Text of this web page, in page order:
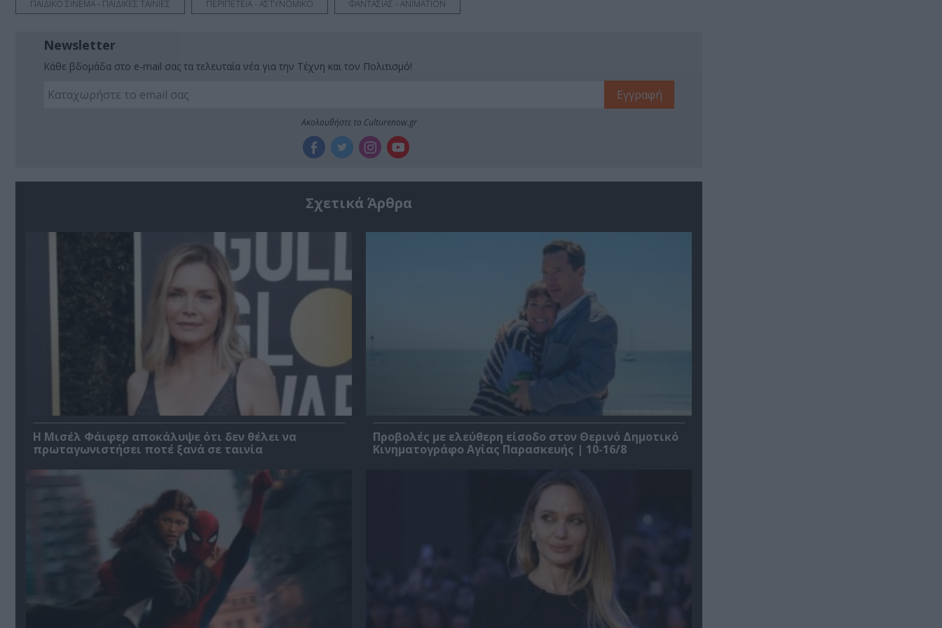
ΠΑΙΔΙΚΟ ΣΙΝΕΜΑ - ΠΑΙΔΙΚΕΣ ΤΑΙΝΙΕΣ
ΠΕΡΙΠΕΤΕΙΑ - ΑΣΤΥΝΟΜΙΚΟ ΦΑΝΤΑΣΙΑΣ - ANIMATION
Newsletter
Κάθε βδομάδα στο e-mail σας τα τελευταία νέα για την Τέχνη και τον Πολιτισμό!
Ακολουθήστε το Culturenow.gr
Σχετικά Άρθρα
Η Μισέλ Φάιφερ αποκάλυψε ότι δεν θέλει να
πρωταγωνιστήσει ποτέ ξανά σε ταινία
Προβολές με ελεύθερη είσοδο στον Θερινό Δημοτικό
Κινηματογράφο Αγίας Παρασκευής | 10-16/8